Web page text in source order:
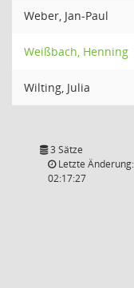
Weber, Jan-Paul
Weißbach, Henning
Wilting, Julia
3 Sätze
Letzte
02:17:27